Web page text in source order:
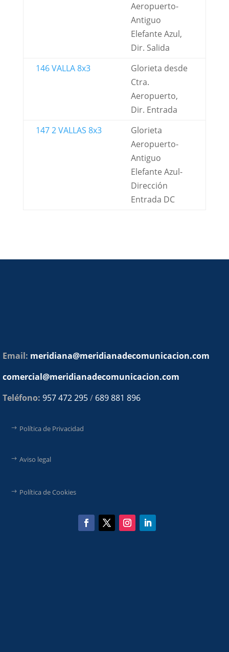
Aeropuerto-
Antiguo
Elefante Azul,
Dir. Salida
146 VALLA 8x3
Glorieta desde
Ctra.
Aeropuerto,
Dir. Entrada
147 2 VALLAS 8x3
Glorieta
Aeropuerto-
Antiguo
Elefante Azul-
Dirección
Entrada DC
Email: meridiana@meridianadecomunicacion.com
comercial@meridianadecomunicacion.com
Teléfono: 957 472 295/ 689 881 896
Política de Privacidad
Aviso legal
Política de Cookies